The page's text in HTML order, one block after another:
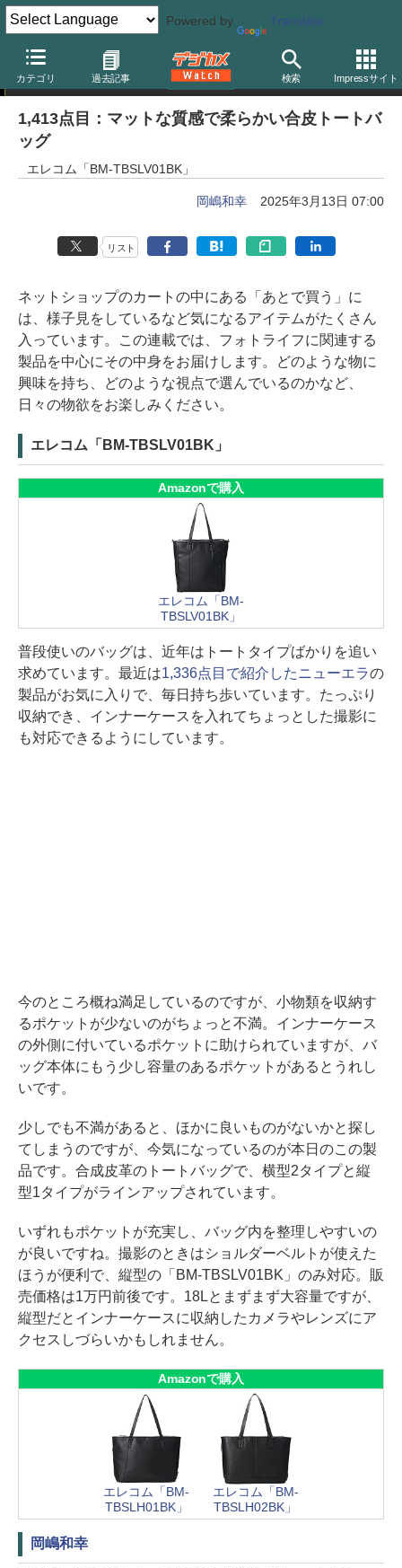
Powered by Translate
カテゴリ 過去記事 検索 Impressサイト
岡嶋和幸の「あとで買う」
1,413点目：マットな質感で柔らかい合皮トートバ
ッグ
エレコム「BM-TBSLV01BK」
岡嶋和幸 2025年3月13日 07:00
リスト
ネットショップのカートの中にある「あとで買う」に
は、様子見をしているなど気になるアイテムがたくさん
入っています。この連載では、フォトライフに関連する
製品を中心にその中身をお届けします。どのような物に
興味を持ち、どのような視点で選んでいるのかなど、
日々の物欲をお楽しみください。
エレコム「BM-TBSLV01BK」
Amazonで購入
エレコム「BM-
TBSLV01BK」
普段使いのバッグは、近年はトートタイプばかりを追い
求めています。最近は1,336点目で紹介したニューエラの
製品がお気に入りで、毎日持ち歩いています。たっぷり
収納でき、インナーケースを入れてちょっとした撮影に
も対応できるようにしています。
今のところ概ね満足しているのですが、小物類を収納す
るポケットが少ないのがちょっと不満。インナーケース
の外側に付いているポケットに助けられていますが、バ
ッグ本体にもう少し容量のあるポケットがあるとうれし
いです。
少しでも不満があると、ほかに良いものがないかと探し
てしまうのですが、今気になっているのが本日のこの製
品です。合成皮革のトートバッグで、横型2タイプと縦
型1タイプがラインアップされています。
いずれもポケットが充実し、バッグ内を整理しやすいの
が良いですね。撮影のときはショルダーベルトが使えた
ほうが便利で、縦型の「BM-TBSLV01BK」のみ対応。販
売価格は1万円前後です。18Lとまずまず大容量ですが、
縦型だとインナーケースに収納したカメラやレンズにア
クセスしづらいかもしれません。
Amazonで購入
エレコム「BM-
TBSLH01BK」
エレコム「BM-
TBSLH02BK」
岡嶋和幸